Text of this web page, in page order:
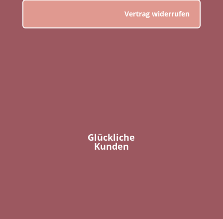
Vertrag widerrufen
Glückliche
Kunden